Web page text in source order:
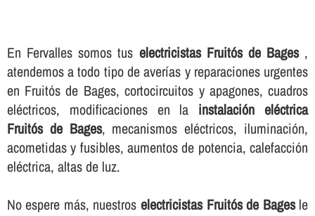
En Fervalles somos tus electricistas Fruitós de Bages,
atendemos a todo tipo de averí­as y reparaciones urgentes
en Fruitós de Bages, cortocircuitos y apagones, cuadros
eléctricos, modificaciones en la instalación eléctrica
Fruitós de Bages, mecanismos eléctricos, iluminación,
acometidas y fusibles, aumentos de potencia, calefacción
eléctrica, altas de luz.
No espere más, nuestros electricistas Fruitós de Bagesle